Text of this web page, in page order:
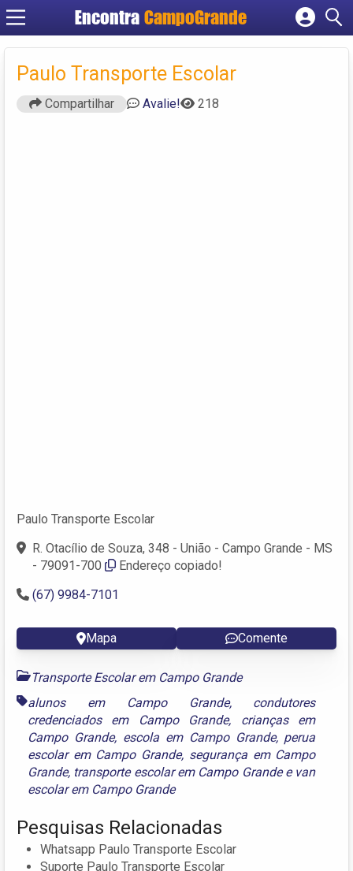
Encontra CampoGrande
Cadastrar empresa
Criar conta
Paulo Transporte Escolar
Compartilhar Avalie! 218
Paulo Transporte Escolar
R. Otacílio de Souza, 348 - União - Campo Grande - MS
- 79091-700
Endereço copiado!
(67) 9984-7101
Mapa Comente
Transporte Escolar em Campo Grande
alunos em Campo Grande, condutores
credenciados em Campo Grande, crianças em
Campo Grande, escola em Campo Grande, perua
escolar em Campo Grande, segurança em Campo
Grande, transporte escolar em Campo Grandee van
escolar em Campo Grande
Pesquisas Relacionadas
Whatsapp Paulo Transporte Escolar
Suporte Paulo Transporte Escolar